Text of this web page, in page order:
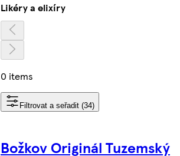
Likéry a elixíry
0 items
Filtrovat a seřadit (34)
Božkov Originál Tuzemský